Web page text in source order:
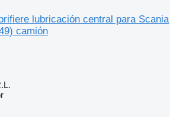
lubricación central para Scania
camión